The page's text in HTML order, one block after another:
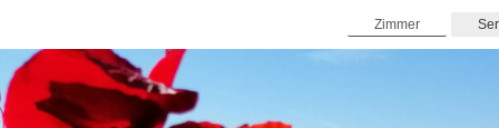
Zimmer